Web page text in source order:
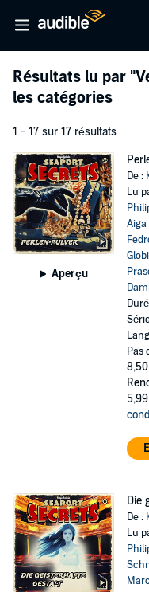
Résultats lu par
les catégories
1 - 17 sur 17 résultats
Aperçu
De :
Lu
Pas
Die
De :
Lu